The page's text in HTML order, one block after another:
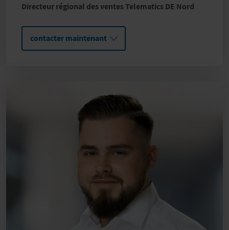
Directeur régional des ventes Telematics DE Nord
contacter maintenant